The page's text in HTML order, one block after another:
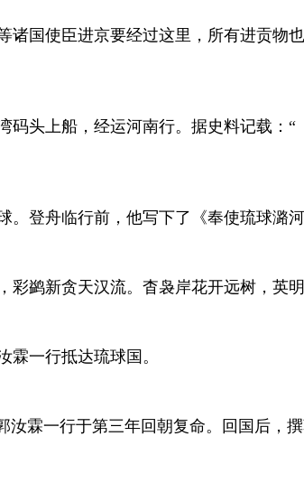
诸国使臣进京要经过这里，所有进贡物
码头上船，经运河南行。据史料记载：
登舟临行前，他写下了《奉使琉球潞河
鹢新贪天汉流。杳袅岸花开远树，英
一行抵达琉球国。
汝霖一行于第三年回朝复命。回国后，